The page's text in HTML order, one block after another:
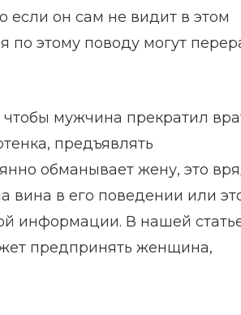
если он сам не видит в этом
этому поводу могут
мужчина прекратил
предъявлять
обманывает жену, это
вина в его поведении или
информации. В нашей
предпринять женщина,